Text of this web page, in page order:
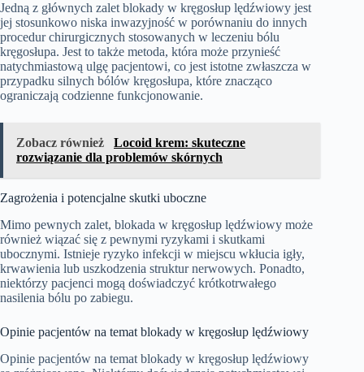
Jedną z głównych zalet blokady w kręgosłup lędźwiowy jest
jej stosunkowo niska inwazyjność w porównaniu do innych
procedur chirurgicznych stosowanych w leczeniu bólu
kręgosłupa. Jest to także metoda, która może przynieść
natychmiastową ulgę pacjentowi, co jest istotne zwłaszcza w
przypadku silnych bólów kręgosłupa, które znacząco
ograniczają codzienne funkcjonowanie.
Zobacz również
Locoid krem: skuteczne
rozwiązanie dla problemów skórnych
Zagrożenia i potencjalne skutki uboczne
Mimo pewnych zalet, blokada w kręgosłup lędźwiowy może
również wiązać się z pewnymi ryzykami i skutkami
ubocznymi. Istnieje ryzyko infekcji w miejscu wkłucia igły,
krwawienia lub uszkodzenia struktur nerwowych. Ponadto,
niektórzy pacjenci mogą doświadczyć krótkotrwałego
nasilenia bólu po zabiegu.
Opinie pacjentów na temat blokady w kręgosłup lędźwiowy
Opinie pacjentów na temat blokady w kręgosłup lędźwiowy